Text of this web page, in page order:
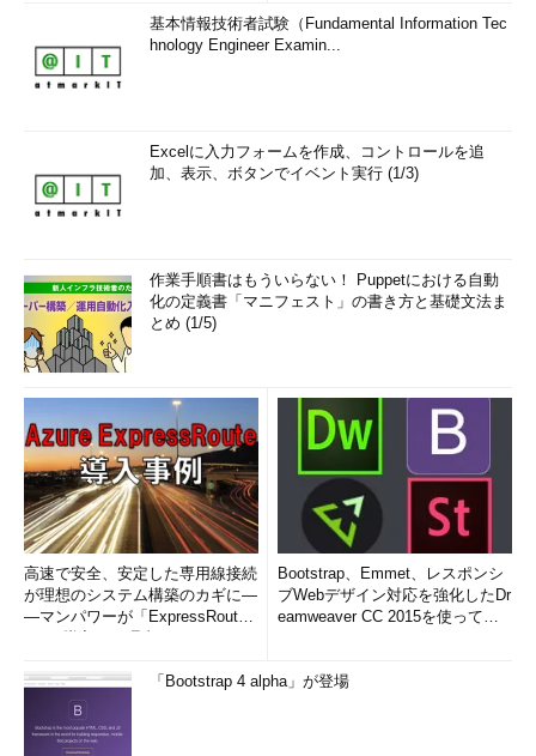
基本情報技術者試験（Fundamental Information Tec
hnology Engineer Examin...
Excelに入力フォームを作成、コントロールを追
加、表示、ボタンでイベント実行 (1/3)
作業手順書はもういらない！ Puppetにおける自動
化の定義書「マニフェスト」の書き方と基礎文法ま
とめ (1/5)
高速で安全、安定した専用線接続
が理想のシステム構築のカギに―
―マンパワーが「ExpressRout
Bootstrap、Emmet、レスポンシ
ブWebデザイン対応を強化したDr
eamweaver CC 2015を使って
「Bootstrap 4 alpha」が登場